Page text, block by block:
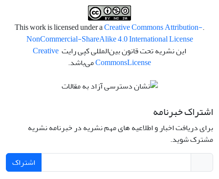
.This work is licensed under a
Creative Commons Attribution-
NonCommercial-ShareAlike 4.0 International License
این نشریه تحت قانون بین‌المللی کپی رایت Creative
CommonsLicense می‌باشد.
اشتراک خبرنامه
برای دریافت اخبار و اطلاعیه های مهم نشریه در خبرنامه نشریه
مشترک شوید.
اشتراک